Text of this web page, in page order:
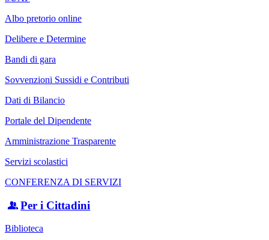
Albo pretorio online
Delibere e Determine
Bandi di gara
Sovvenzioni Sussidi e Contributi
Dati di Bilancio
Portale del Dipendente
Amministrazione Trasparente
Servizi scolastici
CONFERENZA DI SERVIZI
Per i Cittadini
Biblioteca